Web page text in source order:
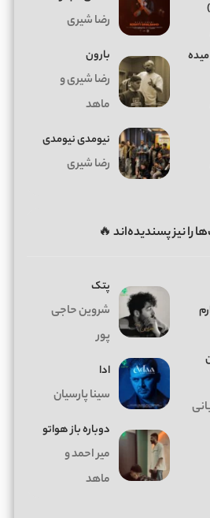
رضا شیری
بارون
رضا شیری و
ماهد
نیومدی نیومدی
رضا شیری
را نیز پسندیده‌اند 🔥
پتک
شروین حاجی
پور
ادا
سینا پارسیان
دوباره باز هواتو
میر احمد و
ماهد